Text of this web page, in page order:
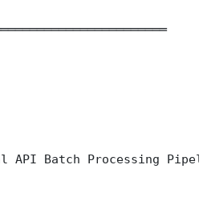
API Batch Processing